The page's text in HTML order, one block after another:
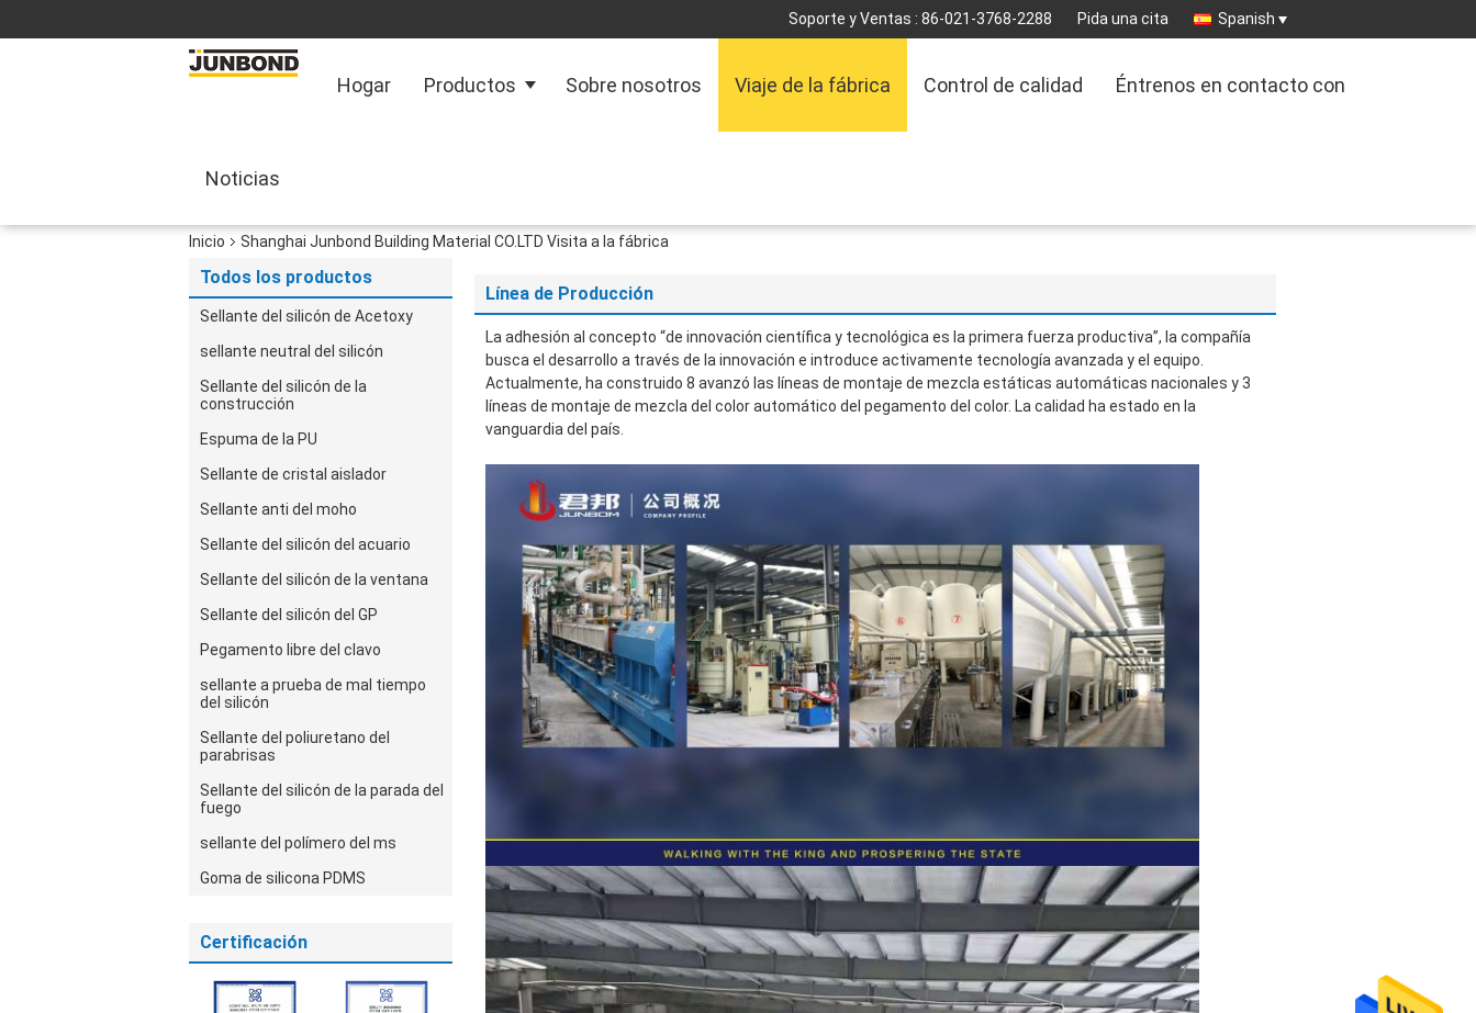
Soporte y Ventas : 86-021-3768-2288 Pida una cita Spanish
Hogar Productos Sobre nosotros Viaje de la fábrica Control de calidad Éntrenos en contacto con
Noticias
Inicio Shanghai Junbond Building Material CO.LTD Visita a la fábrica
Todos los productos
Sellante del silicón de Acetoxy
sellante neutral del silicón
Sellante del silicón de la
construcción
Espuma de la PU
Sellante de cristal aislador
Sellante anti del moho
Sellante del silicón del acuario
Sellante del silicón de la ventana
Sellante del silicón del GP
Pegamento libre del clavo
sellante a prueba de mal tiempo
del silicón
Sellante del poliuretano del
parabrisas
Sellante del silicón de la parada del
fuego
sellante del polímero del ms
Goma de silicona PDMS
Certificación
Línea de Producción
La adhesión al concepto “de innovación científica y tecnológica es la primera fuerza productiva”, la compañía
busca el desarrollo a través de la innovación e introduce activamente tecnología avanzada y el equipo.
Actualmente, ha construido 8 avanzó las líneas de montaje de mezcla estáticas automáticas nacionales y 3
líneas de montaje de mezcla del color automático del pegamento del color. La calidad ha estado en la
vanguardia del país.